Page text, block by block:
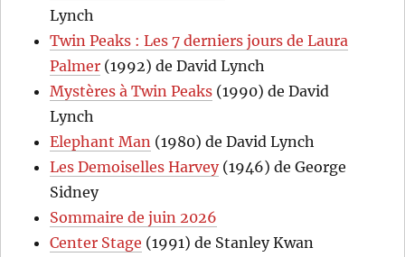
Lynch
Twin Peaks : Les 7 derniers jours de Laura
Palmer (1992) de David Lynch
Mystères à Twin Peaks (1990) de David
Lynch
Elephant Man (1980) de David Lynch
Les Demoiselles Harvey(1946) de George
Sidney
Sommaire de juin 2026
Center Stage (1991) de Stanley Kwan